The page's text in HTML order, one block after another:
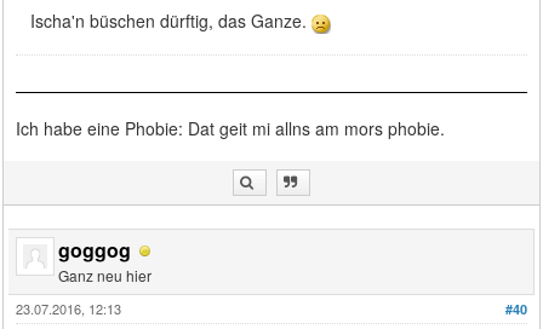
Ischa'n büschen dürftig, das Ganze.
Ich habe eine Phobie: Dat geit mi allns am mors phobie.
goggog
Ganz neu hier
#40
23.07.2016, 12:13